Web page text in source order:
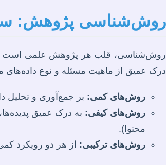
روش‌شناسی پژوهش:
روش‌شناسی، قلب هر پژوهش علمی است و
درک عمیق از ماهیت مسئله و نوع داده‌های
روش‌های کمی: بر جمع‌آوری و تحلیل
روش‌های کیفی: به درک عمیق
محتوا).
روش‌های ترکیبی: از هر دو رویکرد